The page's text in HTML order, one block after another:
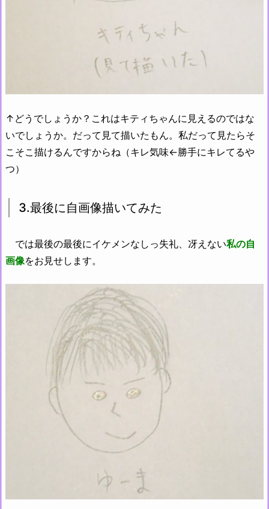
↑どうでしょうか？これはキティちゃんに見えるのではな
いでしょうか。だって見て描いたもん。私だって見たらそ
こそこ描けるんですからね（キレ気味←勝手にキレてるや
つ）
3.最後に自画像描いてみた
では最後の最後にイケメンなしっ失礼、冴えない私の自
画像をお見せします。